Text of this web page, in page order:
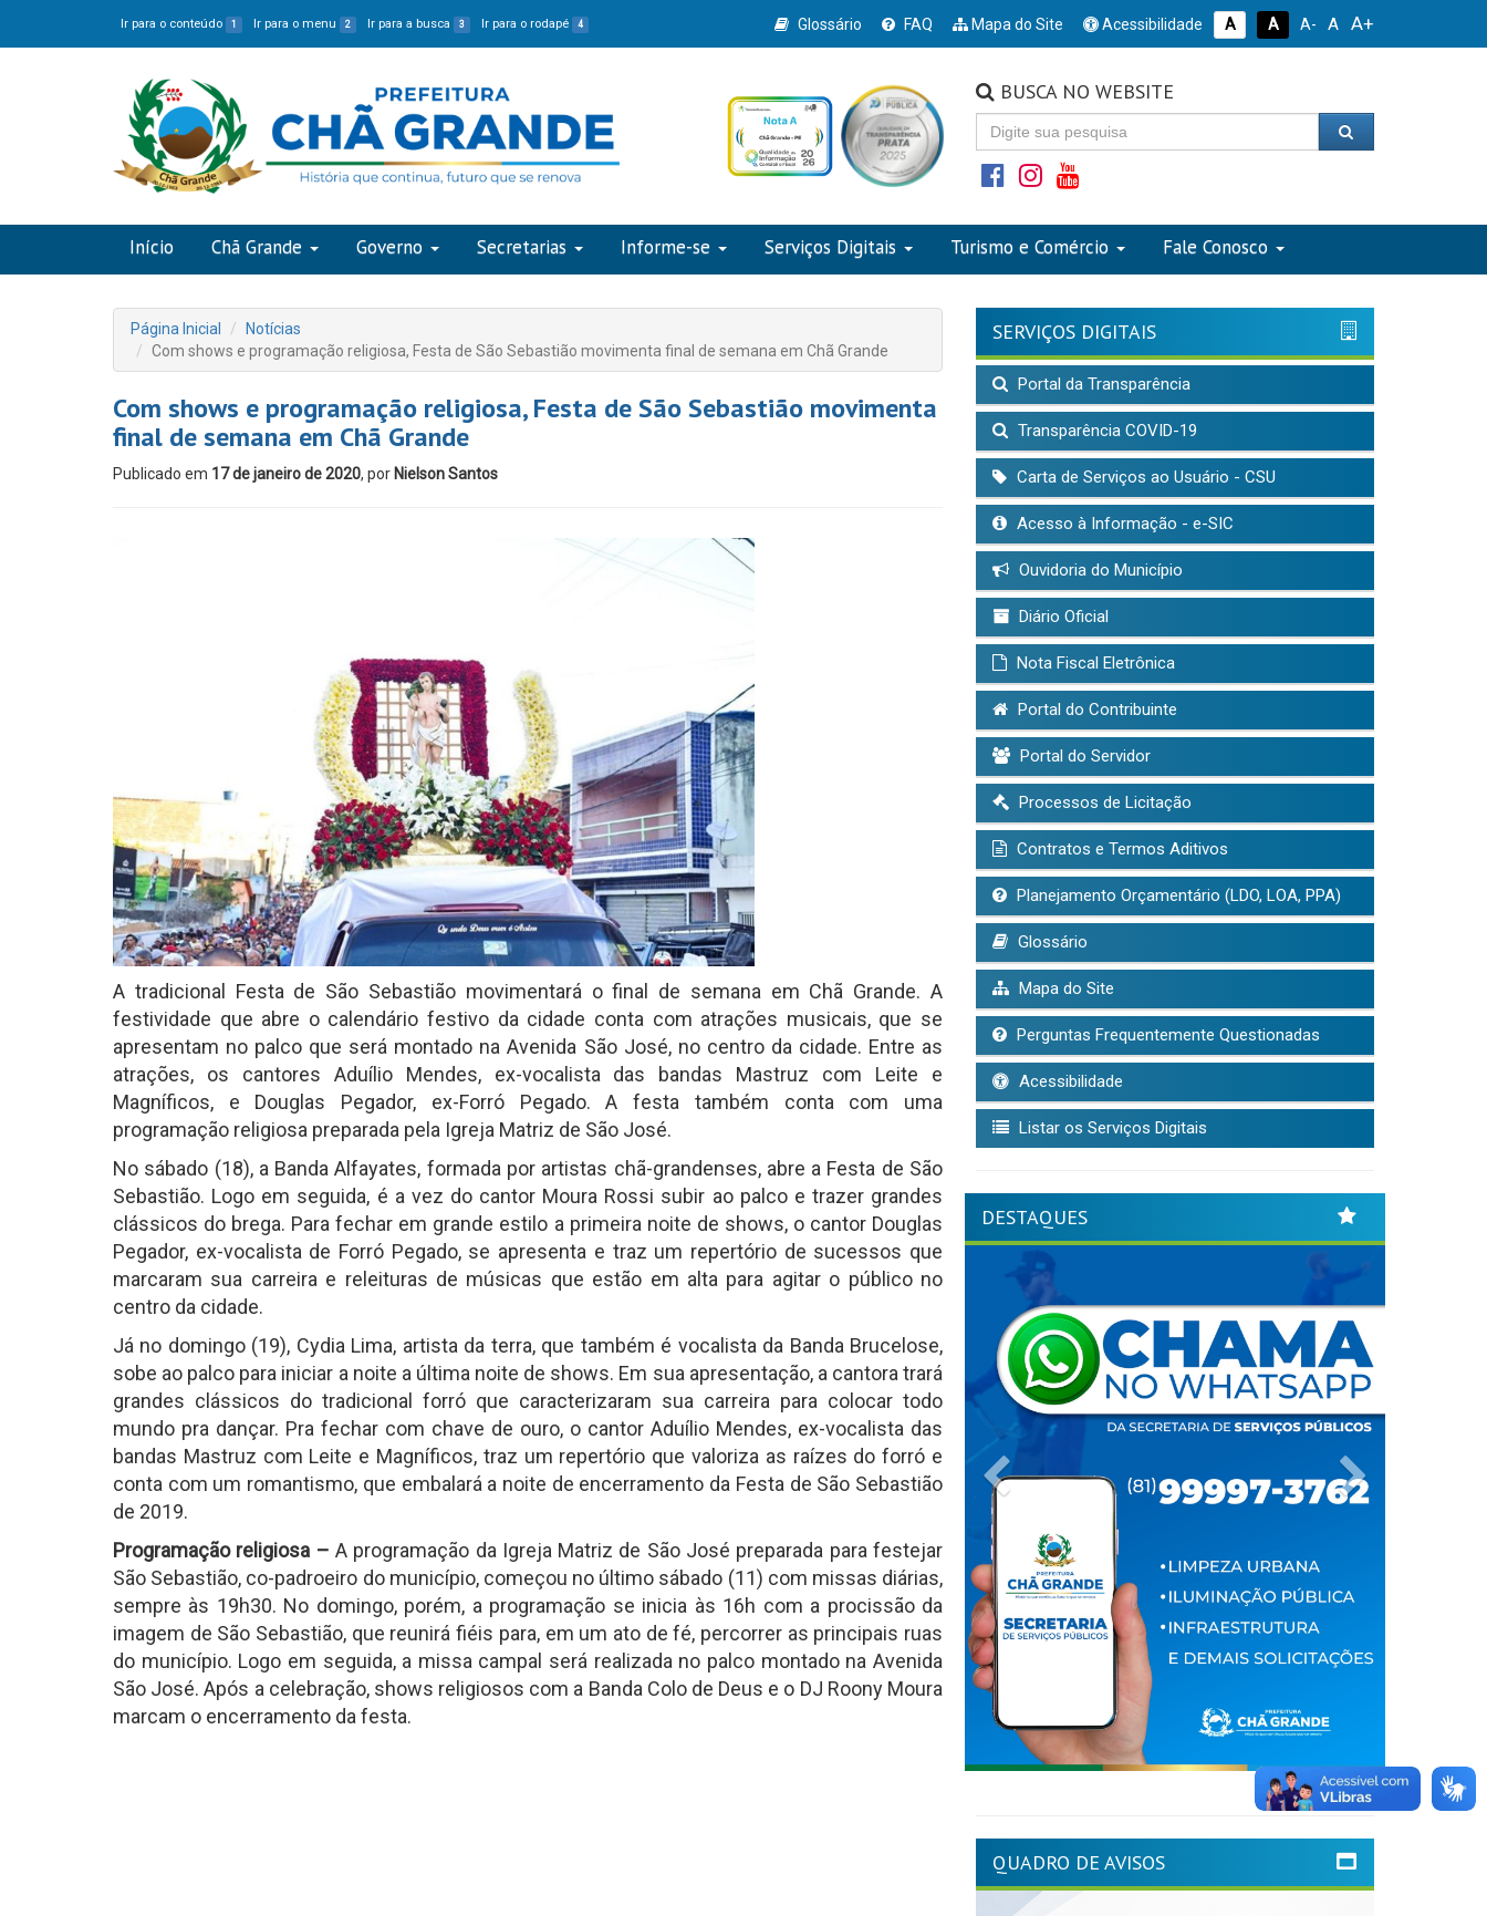
Ir para o conteúdo 1 Ir para o menu 2 Ir para a busca 3 Ir para o rodapé 4 Glossário FAQ Mapa do Site Acessibilidade A A A- A A+
BUSCA NO WEBSITE
Início Chã Grande Governo Secretarias Informe-se Serviços Digitais Turismo e Comércio Fale Conosco
Página Inicial
Notícias
Com shows e programação religiosa, Festa de São Sebastião movimenta final de semana em Chã Grande
Com shows e programação religiosa, Festa de São Sebastião movimenta
final de semana em Chã Grande
Publicado em 17 de janeiro de 2020, por Nielson Santos
A tradicional Festa de São Sebastião movimentará o final de semana em Chã Grande. A
festividade que abre o calendário festivo da cidade conta com atrações musicais, que se
apresentam no palco que será montado na Avenida São José, no centro da cidade. Entre as
atrações, os cantores Aduílio Mendes, ex-vocalista das bandas Mastruz com Leite e
Magníficos, e Douglas Pegador, ex-Forró Pegado. A festa também conta com uma
programação religiosa preparada pela Igreja Matriz de São José.
No sábado (18), a Banda Alfayates, formada por artistas chã-grandenses, abre a Festa de São
Sebastião. Logo em seguida, é a vez do cantor Moura Rossi subir ao palco e trazer grandes
clássicos do brega. Para fechar em grande estilo a primeira noite de shows, o cantor Douglas
Pegador, ex-vocalista de Forró Pegado, se apresenta e traz um repertório de sucessos que
marcaram sua carreira e releituras de músicas que estão em alta para agitar o público no
centro da cidade.
Já no domingo (19), Cydia Lima, artista da terra, que também é vocalista da Banda Brucelose,
sobe ao palco para iniciar a noite a última noite de shows. Em sua apresentação, a cantora trará
grandes clássicos do tradicional forró que caracterizaram sua carreira para colocar todo
mundo pra dançar. Pra fechar com chave de ouro, o cantor Aduílio Mendes, ex-vocalista das
bandas Mastruz com Leite e Magníficos, traz um repertório que valoriza as raízes do forró e
conta com um romantismo, que embalará a noite de encerramento da Festa de São Sebastião
de 2019.
Programação religiosa – A programação da Igreja Matriz de São José preparada para festejar
São Sebastião, co-padroeiro do município, começou no último sábado (11) com missas diárias,
sempre às 19h30. No domingo, porém, a programação se inicia às 16h com a procissão da
imagem de São Sebastião, que reunirá fiéis para, em um ato de fé, percorrer as principais ruas
do município. Logo em seguida, a missa campal será realizada no palco montado na Avenida
São José. Após a celebração, shows religiosos com a Banda Colo de Deus e o DJ Roony Moura
marcam o encerramento da festa.
SERVIÇOS DIGITAIS
Portal da Transparência
Transparência COVID-19
Carta de Serviços ao Usuário - CSU
Acesso à Informação - e-SIC
Ouvidoria do Município
Diário Oficial
Nota Fiscal Eletrônica
Portal do Contribuinte
Portal do Servidor
Processos de Licitação
Contratos e Termos Aditivos
Planejamento Orçamentário (LDO, LOA, PPA)
Glossário
Mapa do Site
Perguntas Frequentemente Questionadas
Acessibilidade
Listar os Serviços Digitais
DESTAQUES
Previous
QUADRO DE AVISOS